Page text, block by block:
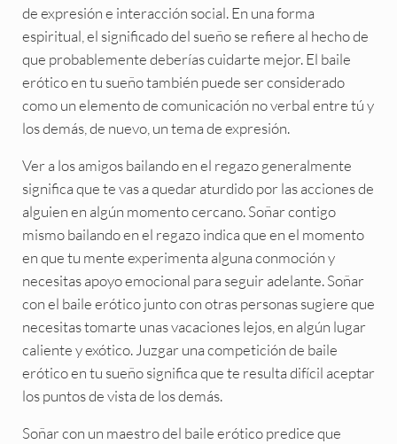
de expresión e interacción social. En una forma
espiritual, el significado del sueño se refiere al hecho de
que probablemente deberías cuidarte mejor. El baile
erótico en tu sueño también puede ser considerado
como un elemento de comunicación no verbal entre tú y
los demás, de nuevo, un tema de expresión.
Ver a los amigos bailando en el regazo generalmente
significa que te vas a quedar aturdido por las acciones de
alguien en algún momento cercano. Soñar contigo
mismo bailando en el regazo indica que en el momento
en que tu mente experimenta alguna conmoción y
necesitas apoyo emocional para seguir adelante. Soñar
con el baile erótico junto con otras personas sugiere que
necesitas tomarte unas vacaciones lejos, en algún lugar
caliente y exótico. Juzgar una competición de baile
erótico en tu sueño significa que te resulta difícil aceptar
los puntos de vista de los demás.
Soñar con un maestro del baile erótico predice que